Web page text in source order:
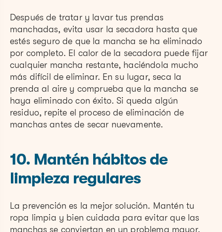
Después de tratar y lavar tus prendas
manchadas, evita usar la secadora hasta que
estés seguro de que la mancha se ha eliminado
por completo. El calor de la secadora puede fijar
cualquier mancha restante, haciéndola mucho
más difícil de eliminar. En su lugar, seca la
prenda al aire y comprueba que la mancha se
haya eliminado con éxito. Si queda algún
residuo, repite el proceso de eliminación de
manchas antes de secar nuevamente.
10. Mantén hábitos de
limpieza regulares
La prevención es la mejor solución. Mantén tu
ropa limpia y bien cuidada para evitar que las
manchas se conviertan en un problema mayor.